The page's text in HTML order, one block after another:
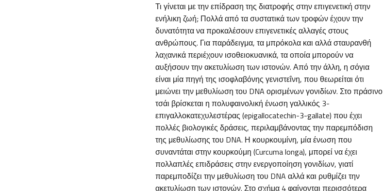
Τι γίνεται με την επίδραση της διατροφής στην επιγενετική στην
ενήλικη ζωή; Πολλά από τα συστατικά των τροφών έχουν την
δυνατότητα να προκαλέσουν επιγενετικές αλλαγές στους
ανθρώπους. Για παράδειγμα, τα μπρόκολα και αλλά σταυρανθή
λαχανικά περιέχουν ισοθειοκυανικά, τα οποία μπορούν να
αυξήσουν την ακετυλίωση των ιστονών. Από την άλλη, η σόγια
είναι μία πηγή της ισοφλαβόνης γενιστεΐνη, που θεωρείται ότι
μειώνει την μεθυλίωση του DNA ορισμένων γονιδίων. Στο πράσινο
τσάι βρίσκεται η πολυφαινολική ένωση γαλλικός 3-
επιγαλλοκατεχυλεστέρας (epigallocatechin-3-gallate) που έχει
πολλές βιολογικές δράσεις, περιλαμβάνοντας την παρεμπόδιση
της μεθυλίωσης του DNA. Η κουρκουμίνη, μία ένωση που
συναντάται στην κουρκούμη (Curcuma longa), μπορεί να έχει
πολλαπλές επιδράσεις στην ενεργοποίηση γονιδίων, γιατί
παρεμποδίζει την μεθυλίωση του DNA αλλά και ρυθμίζει την
ακετυλίωση των ιστονών. Στο σχήμα 4 φαίνονται περισσότερα